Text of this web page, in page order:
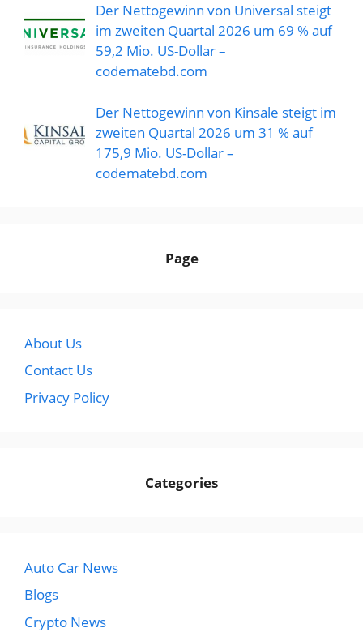
Der Nettogewinn von Universal steigt
im zweiten Quartal 2026 um 69 % auf
59,2 Mio. US-Dollar –
codematebd.com
Der Nettogewinn von Kinsale steigt im
zweiten Quartal 2026 um 31 % auf
175,9 Mio. US-Dollar –
codematebd.com
Page
About Us
Contact Us
Privacy Policy
Categories
Auto Car News
Blogs
Crypto News